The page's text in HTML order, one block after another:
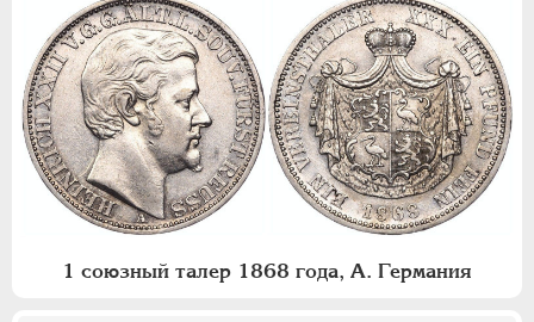
1 союзный талер 1868 года, А. Германия